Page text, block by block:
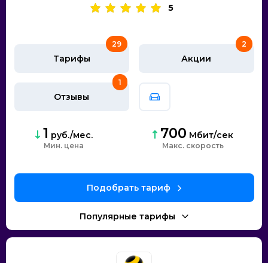
5
Тарифы
29
Акции
2
Отзывы
1
1 руб./мес.
Мин. цена
700 Мбит/сек
скорость